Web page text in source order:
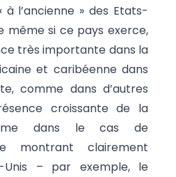
l’ancienne » des Etats-
même si ce pays exerce,
très importante dans la
et caribéenne dans
comme dans d’autres
croissante de la
dans le cas de
montrant clairement
Unis – par exemple, le